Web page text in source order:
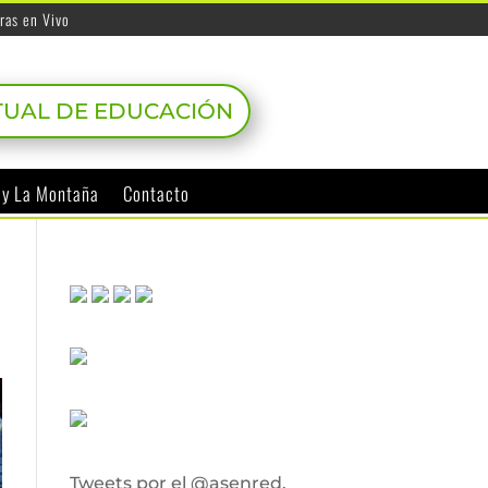
en Vivo
DE EDUCACIÓN
La Montaña Contacto
Tweets por el @asenred.